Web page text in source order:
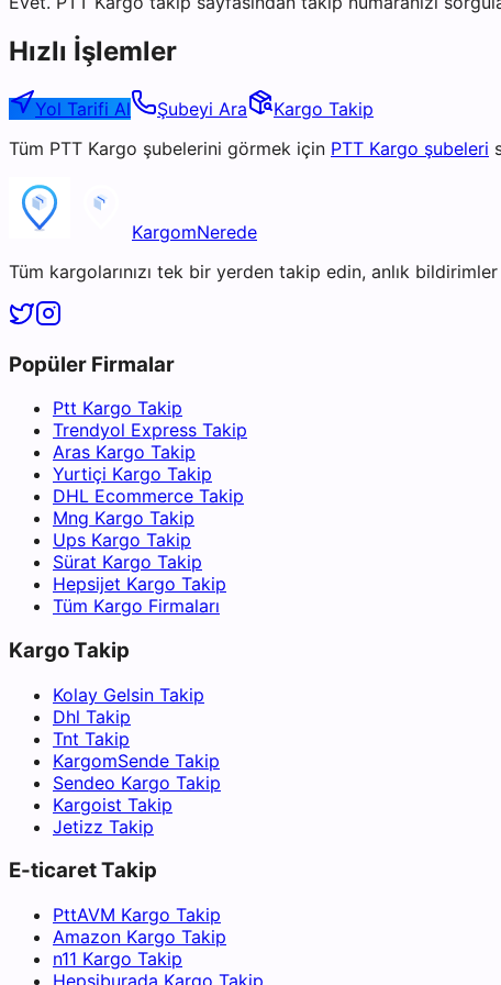
Hızlı İşlemler
Yol Tarifi Al Şubeyi Ara
Kargo Takip
Tüm PTT Kargo şubelerini görmek için PTT Kargo şubeleri
KargomNerede
Tüm kargolarınızı tek bir yerden takip edin, anlık bildirimler
Popüler Firmalar
Ptt Kargo Takip
Trendyol Express Takip
Aras Kargo Takip
Yurtiçi Kargo Takip
DHL Ecommerce Takip
Mng Kargo Takip
Ups Kargo Takip
Sürat Kargo Takip
Hepsijet Kargo Takip
Tüm Kargo Firmaları
Kargo Takip
Kolay Gelsin Takip
Dhl Takip
Tnt Takip
KargomSende Takip
Sendeo Kargo Takip
Kargoist Takip
Jetizz Takip
E-ticaret Takip
PttAVM Kargo Takip
Amazon Kargo Takip
n11 Kargo Takip